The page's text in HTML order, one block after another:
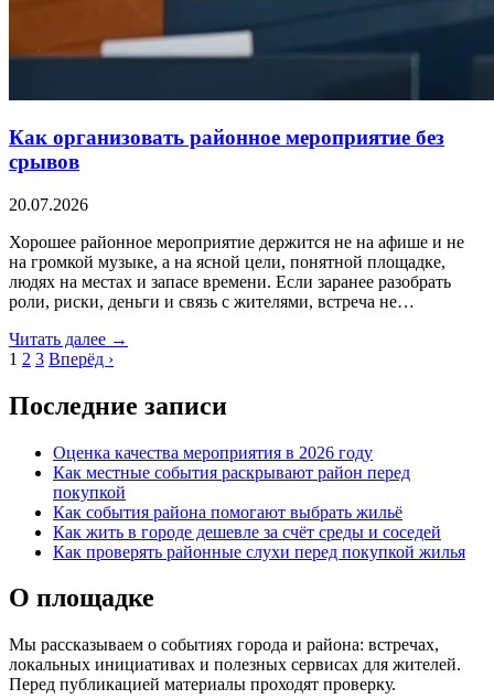
Как организовать районное мероприятие без
срывов
20.07.2026
Хорошее районное мероприятие держится не на афише и не
на громкой музыке, а на ясной цели, понятной площадке,
людях на местах и запасе времени. Если заранее разобрать
роли, риски, деньги и связь с жителями, встреча не…
Читать далее →
1 2 3 Вперёд ›
Последние записи
Оценка качества мероприятия в 2026 году
Как местные события раскрывают район перед
покупкой
Как события района помогают выбрать жильё
Как жить в городе дешевле за счёт среды и соседей
Как проверять районные слухи перед покупкой жилья
О площадке
Мы рассказываем о событиях города и района: встречах,
локальных инициативах и полезных сервисах для жителей.
Перед публикацией материалы проходят проверку.